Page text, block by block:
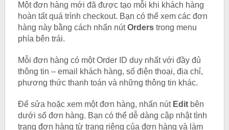
Một đơn hàng mới đã được tạo mỗi khi khách hàng
hoàn tất quá trình checkout. Bạn có thể xem các đơn
hàng này bằng cách nhấn nútOrderstrong menu
phía bên trái.
Mỗi đơn hàng có một Order ID duy nhất với đầy đủ
thông tin – email khách hàng, số điện thoại, địa chỉ,
phương thức thanh toán và những thông tin khác.
Để sửa hoặc xem một đơn hàng, nhấn nút Edit bên
dưới số đơn hàng. Bạn có thể dễ dàng cập nhật tình
trạng đơn hàng từ trang riêng của đơn hàng và làm